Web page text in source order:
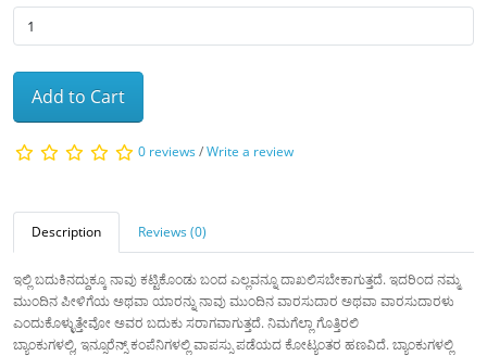
Add to Cart
0 reviews/Write a review
Description Reviews (0)
ಇಲ್ಲಿ ಬದುಕಿನದ್ದುಕ್ಕೂ ನಾವು ಕಟ್ಟಿಕೊಂಡು ಬಂದ ಎಲ್ಲವನ್ನೂ ದಾಖಲಿಸಬೇಕಾಗುತ್ತದೆ. ಇದರಿಂದ ನಮ್ಮ
ಮುಂದಿನ ಪೀಳಿಗೆಯ ಅಥವಾ ಯಾರನ್ನು ನಾವು ಮುಂದಿನ ವಾರಸುದಾರ ಅಥವಾ ವಾರಸುದಾರಳು
ಎಂದುಕೊಳ್ಳುತ್ತೇವೋ ಅವರ ಬದುಕು ಸರಾಗವಾಗುತ್ತದೆ. ನಿಮಗೆಲ್ಲಾ ಗೊತ್ತಿರಲಿ
ಬ್ಯಾಂಕುಗಳಲ್ಲಿ, ಇನ್ಸೂರೆನ್ಸ್ ಕಂಪೆನಿಗಳಲ್ಲಿ ವಾಪಸ್ಸು ಪಡೆಯದ ಕೋಟ್ಯಂತರ ಹಣವಿದೆ. ಬ್ಯಾಂಕುಗಳಲ್ಲಿ